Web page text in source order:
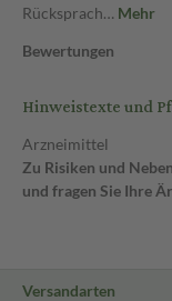
Rücksprach… Mehr
Bewertungen
Hinweistexte und
Arzneimittel
Zu Risiken und
und fragen Sie Ihre
Versandarten